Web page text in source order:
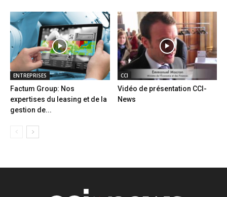
ENTREPRISES
Factum Group: Nos
expertises du leasing et de la
gestion de...
CCI
Vidéo de présentation CCI-
News